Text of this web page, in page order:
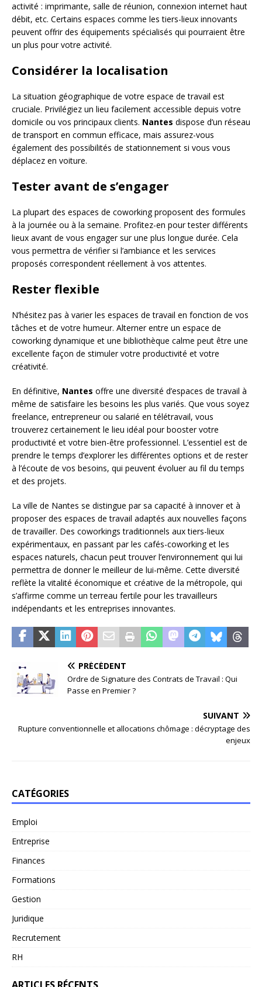
activité : imprimante, salle de réunion, connexion internet haut
débit, etc. Certains espaces comme les tiers-lieux innovants
peuvent offrir des équipements spécialisés qui pourraient être
un plus pour votre activité.
Considérer la localisation
La situation géographique de votre espace de travail est
cruciale. Privilégiez un lieu facilement accessible depuis votre
domicile ou vos principaux clients. Nantes dispose d’un réseau
de transport en commun efficace, mais assurez-vous
également des possibilités de stationnement si vous vous
déplacez en voiture.
Tester avant de s’engager
La plupart des espaces de coworking proposent des formules
à la journée ou à la semaine. Profitez-en pour tester différents
lieux avant de vous engager sur une plus longue durée. Cela
vous permettra de vérifier si l’ambiance et les services
proposés correspondent réellement à vos attentes.
Rester flexible
N’hésitez pas à varier les espaces de travail en fonction de vos
tâches et de votre humeur. Alterner entre un espace de
coworking dynamique et une bibliothèque calme peut être une
excellente façon de stimuler votre productivité et votre
créativité.
En définitive, Nantes offre une diversité d’espaces de travail à
même de satisfaire les besoins les plus variés. Que vous soyez
freelance, entrepreneur ou salarié en télétravail, vous
trouverez certainement le lieu idéal pour booster votre
productivité et votre bien-être professionnel. L’essentiel est de
prendre le temps d’explorer les différentes options et de rester
à l’écoute de vos besoins, qui peuvent évoluer au fil du temps
et des projets.
La ville de Nantes se distingue par sa capacité à innover et à
proposer des espaces de travail adaptés aux nouvelles façons
de travailler. Des coworkings traditionnels aux tiers-lieux
expérimentaux, en passant par les cafés-coworking et les
espaces naturels, chacun peut trouver l’environnement qui lui
permettra de donner le meilleur de lui-même. Cette diversité
reflète la vitalité économique et créative de la métropole, qui
s’affirme comme un terreau fertile pour les travailleurs
indépendants et les entreprises innovantes.
PRÉCÉDENT
Ordre de Signature des Contrats de Travail : Qui
Passe en Premier ?
SUIVANT
Rupture conventionnelle et allocations chômage : décryptage des
enjeux
CATÉGORIES
Emploi
Entreprise
Finances
Formations
Gestion
Juridique
Recrutement
RH